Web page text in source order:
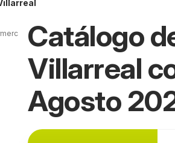
Catálogo
Villarreal
Agosto
Villarreal Family Cash Villarreal